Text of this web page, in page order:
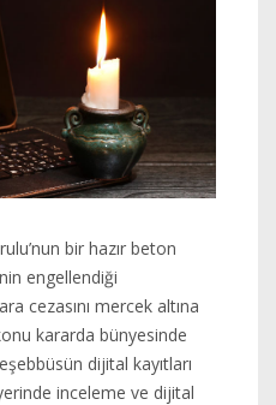
bir hazır beton
engellendiği
cezasını mercek altına
kararda bünyesinde
dijital kayıtları
inceleme ve dijital